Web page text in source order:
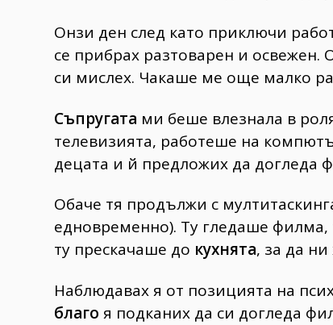
Онзи ден след като приключи
се прибрах разтоварен и освежен.
си мислех. Чакаше ме още малко
Съпругата ми беше влезнала в
телевизията, работеше на
децата и й предложих да догледа
Обаче тя продължи с
едновременно). Ту гледаше
ту прескачаше до кухнята, за да
Наблюдавах я от позицията на
благо я подканих да си догледа